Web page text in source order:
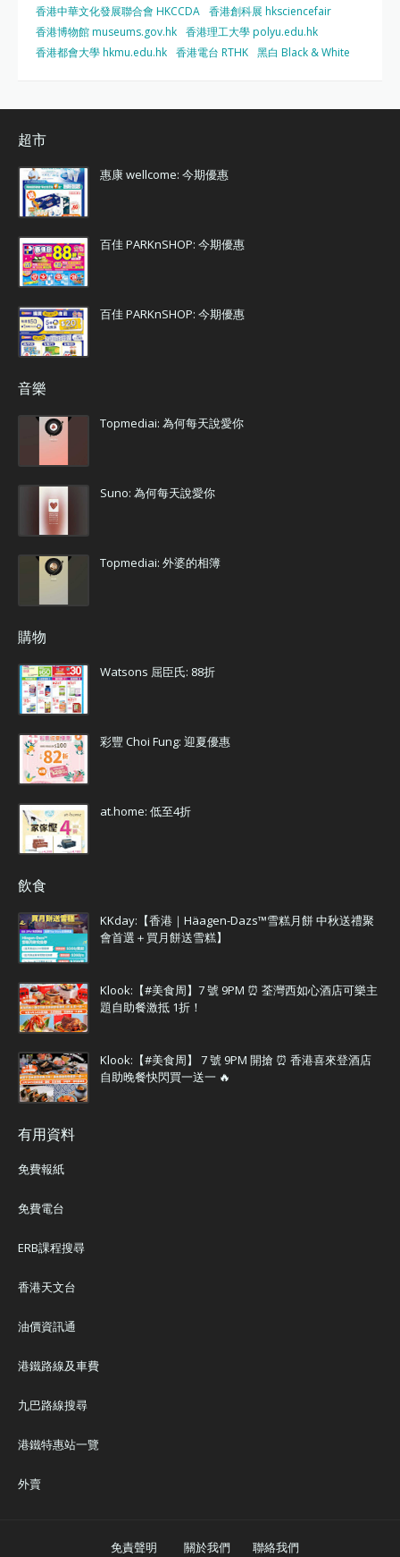
香港中華文化發展聯合會 HKCCDA 香港創科展 hksciencefair
香港博物館 museums.gov.hk 香港理工大學 polyu.edu.hk
香港都會大學 hkmu.edu.hk 香港電台 RTHK 黑白 Black & White
超市
惠康 wellcome: 今期優惠
百佳 PARKnSHOP: 今期優惠
百佳 PARKnSHOP: 今期優惠
音樂
Topmediai: 為何每天說愛你
Suno: 為何每天說愛你
Topmediai: 外婆的相簿
購物
Watsons 屈臣氏: 88折
彩豐 Choi Fung: 迎夏優惠
at.home: 低至4折
飲食
KKday:【香港｜Häagen-Dazs™雪糕月餅 中秋送禮聚
會首選＋買月餅送雪糕】
Klook:【#美食周】7 號 9PM ⏰ 荃灣西如心酒店可樂主
題自助餐激抵 1折！
Klook:【#美食周】 7 號 9PM 開搶 ⏰ 香港喜來登酒店
自助晚餐快閃買一送一 🔥
有用資料
免費報紙
免費電台
ERB課程搜尋
香港天文台
油價資訊通
港鐵路線及車費
九巴路線搜尋
港鐵特惠站一覽
外賣
免責聲明 關於我們 聯絡我們